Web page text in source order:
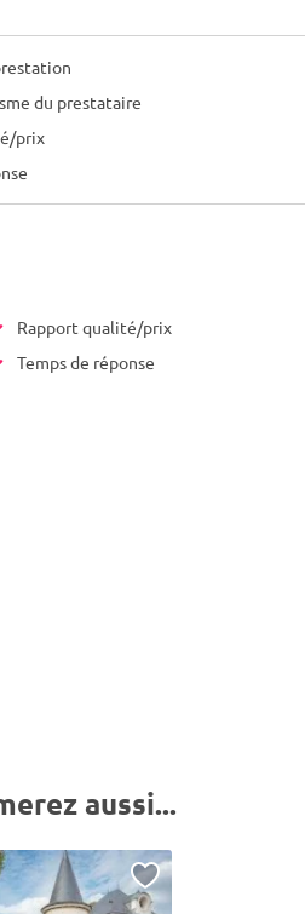
du prestataire
prix
Rapport qualité/prix
Temps de réponse
aussi...